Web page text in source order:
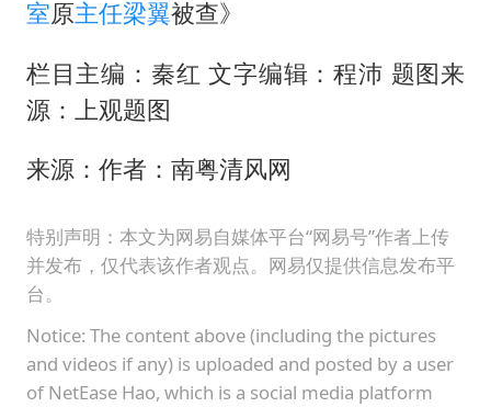
室原主任梁翼被查》
栏目主编：秦红 文字编辑：程沛 题图来
源：上观题图
来源：作者：南粤清风网
特别声明：本文为网易自媒体平台“网易号”作者上传
并发布，仅代表该作者观点。网易仅提供信息发布平
台。
Notice: The content above (including the pictures
and videos if any) is uploaded and posted by a user
of NetEase Hao, which is a social media platform